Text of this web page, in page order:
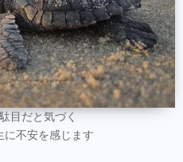
目だと気づく
に不安を感じます